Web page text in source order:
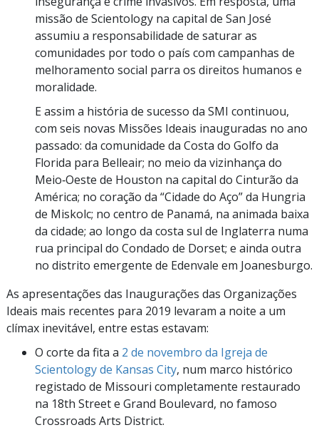
missão de Scientology na capital de San José
assumiu a responsabilidade de saturar as
comunidades por todo o país com campanhas de
melhoramento social parra os direitos humanos e
moralidade.
E assim a história de sucesso da SMI continuou,
com seis novas Missões Ideais inauguradas no ano
passado: da comunidade da Costa do Golfo da
Florida para Belleair; no meio da vizinhança do
Meio‑Oeste de Houston na capital do Cinturão da
América; no coração da “Cidade do Aço” da Hungria
de Miskolc; no centro de Panamá, na animada baixa
da cidade; ao longo da costa sul de Inglaterra numa
rua principal do Condado de Dorset; e ainda outra
no distrito emergente de Edenvale em Joanesburgo.
As apresentações das Inaugurações das Organizações
Ideais mais recentes para 2019 levaram a noite a um
clímax inevitável, entre estas estavam:
O corte da fita a 2 de novembro da Igreja de
Scientology de Kansas City, num marco histórico
registado de Missouri completamente restaurado
na 18th Street e Grand Boulevard, no famoso
Crossroads Arts District.